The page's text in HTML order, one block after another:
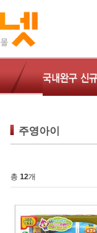
주영아이
총 12개